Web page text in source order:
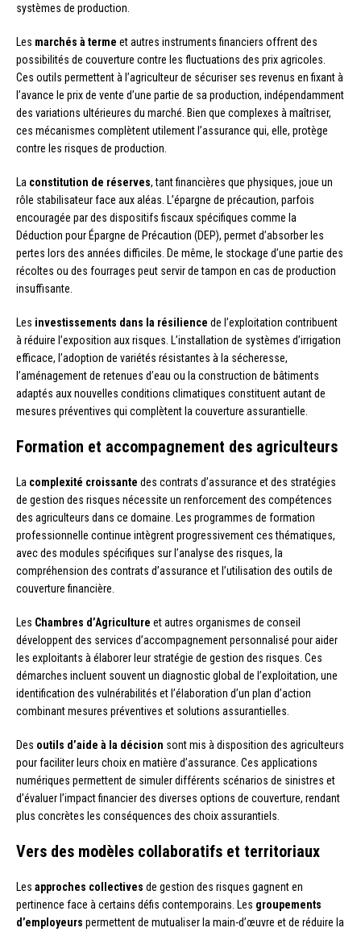
systèmes de production.
Les marchés à terme et autres instruments financiers offrent des
possibilités de couverture contre les fluctuations des prix agricoles.
Ces outils permettent à l’agriculteur de sécuriser ses revenus en fixant à
l’avance le prix de vente d’une partie de sa production, indépendamment
des variations ultérieures du marché. Bien que complexes à maîtriser,
ces mécanismes complètent utilement l’assurance qui, elle, protège
contre les risques de production.
La constitution de réserves, tant financières que physiques, joue un
rôle stabilisateur face aux aléas. L’épargne de précaution, parfois
encouragée par des dispositifs fiscaux spécifiques comme la
Déduction pour Épargne de Précaution (DEP), permet d’absorber les
pertes lors des années difficiles. De même, le stockage d’une partie des
récoltes ou des fourrages peut servir de tampon en cas de production
insuffisante.
Les investissements dans la résilience de l’exploitation contribuent
à réduire l’exposition aux risques. L’installation de systèmes d’irrigation
efficace, l’adoption de variétés résistantes à la sécheresse,
l’aménagement de retenues d’eau ou la construction de bâtiments
adaptés aux nouvelles conditions climatiques constituent autant de
mesures préventives qui complètent la couverture assurantielle.
Formation et accompagnement des agriculteurs
La complexité croissante des contrats d’assurance et des stratégies
de gestion des risques nécessite un renforcement des compétences
des agriculteurs dans ce domaine. Les programmes de formation
professionnelle continue intègrent progressivement ces thématiques,
avec des modules spécifiques sur l’analyse des risques, la
compréhension des contrats d’assurance et l’utilisation des outils de
couverture financière.
Les Chambres d’Agriculture et autres organismes de conseil
développent des services d’accompagnement personnalisé pour aider
les exploitants à élaborer leur stratégie de gestion des risques. Ces
démarches incluent souvent un diagnostic global de l’exploitation, une
identification des vulnérabilités et l’élaboration d’un plan d’action
combinant mesures préventives et solutions assurantielles.
Des outils d’aide à la décision sont mis à disposition des agriculteurs
pour faciliter leurs choix en matière d’assurance. Ces applications
numériques permettent de simuler différents scénarios de sinistres et
d’évaluer l’impact financier des diverses options de couverture, rendant
plus concrètes les conséquences des choix assurantiels.
Vers des modèles collaboratifs et territoriaux
Les approches collectives de gestion des risques gagnent en
pertinence face à certains défis contemporains. Les groupements
d’employeurs permettent de mutualiser la main-d’œuvre et de réduire la